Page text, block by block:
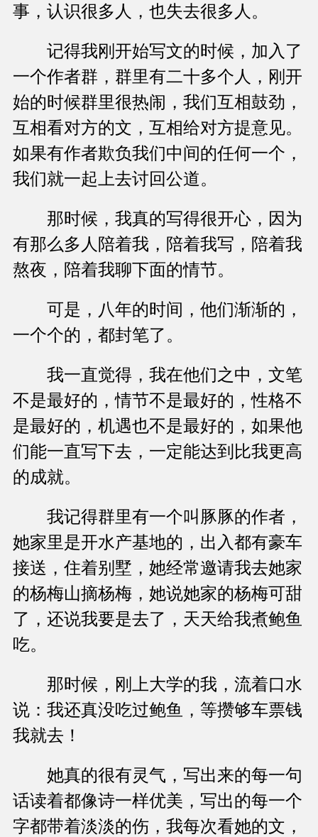
事，认识很多人，也失去很多人。
记得我刚开始写文的时候，加入了
一个作者群，群里有二十多个人，刚开
始的时候群里很热闹，我们互相鼓劲，
互相看对方的文，互相给对方提意见。
如果有作者欺负我们中间的任何一个，
我们就一起上去讨回公道。
那时候，我真的写得很开心，因为
有那么多人陪着我，陪着我写，陪着我
熬夜，陪着我聊下面的情节。
可是，八年的时间，他们渐渐的，
一个个的，都封笔了。
我一直觉得，我在他们之中，文笔
不是最好的，情节不是最好的，性格不
是最好的，机遇也不是最好的，如果他
们能一直写下去，一定能达到比我更高
的成就。
我记得群里有一个叫豚豚的作者，
她家里是开水产基地的，出入都有豪车
接送，住着别墅，她经常邀请我去她家
的杨梅山摘杨梅，她说她家的杨梅可甜
了，还说我要是去了，天天给我煮鲍鱼
吃。
那时候，刚上大学的我，流着口水
说：我还真没吃过鲍鱼，等攒够车票钱
我就去！
她真的很有灵气，写出来的每一句
话读着都像诗一样优美，写出的每一个
字都带着淡淡的伤，我每次看她的文，